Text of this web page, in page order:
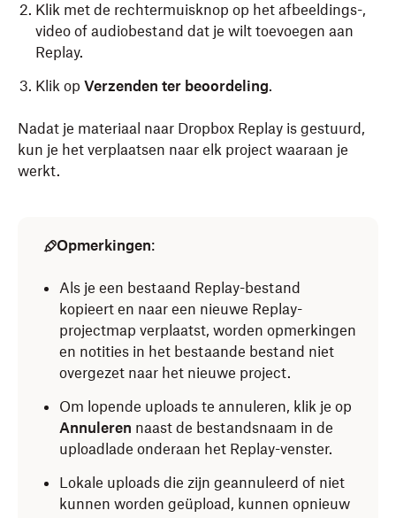
Klik met de rechtermuisknop op het afbeeldings-,
video of audiobestand dat je wilt toevoegen aan
Replay.
Klik op Verzenden ter beoordeling.
Nadat je materiaal naar Dropbox Replay is gestuurd,
kun je het verplaatsen naar elk project waaraan je
werkt.
Opmerkingen:
Als je een bestaand Replay-bestand
kopieert en naar een nieuwe Replay-
projectmap verplaatst, worden opmerkingen
en notities in het bestaande bestand niet
overgezet naar het nieuwe project.
Om lopende uploads te annuleren, klik je op
Annuleren naast de bestandsnaam in de
uploadlade onderaan het Replay-venster.
Lokale uploads die zijn geannuleerd of niet
kunnen worden geüpload, kunnen opnieuw